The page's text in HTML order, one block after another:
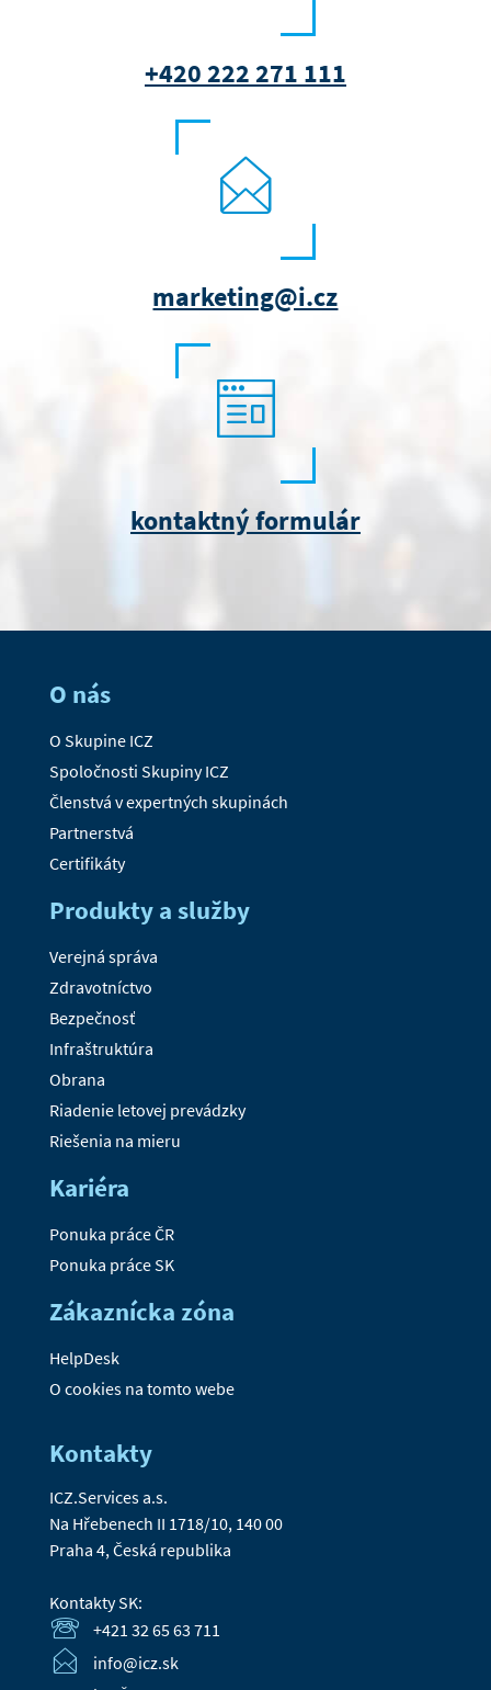
+420 222 271 111
marketing@i.cz
kontaktný formulár
O nás
O Skupine ICZ
Spoločnosti Skupiny ICZ
Členstvá v expertných skupinách
Partnerstvá
Certifikáty
Produkty a služby
Verejná správa
Zdravotníctvo
Bezpečnosť
Infraštruktúra
Obrana
Riadenie letovej prevádzky
Riešenia na mieru
Kariéra
Ponuka práce ČR
Ponuka práce SK
Zákaznícka zóna
HelpDesk
O cookies na tomto webe
Kontakty
ICZ.Services a.s.
Na Hřebenech II 1718/10, 140 00
Praha 4, Česká republika
Kontakty SK:
+421 32 65 63 711
info@icz.sk